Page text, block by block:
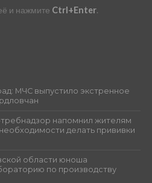
и нажмите Ctrl+Enter.
МЧС выпустило экстренное
напомнил жителям
делать прививки
области юноша
по производству